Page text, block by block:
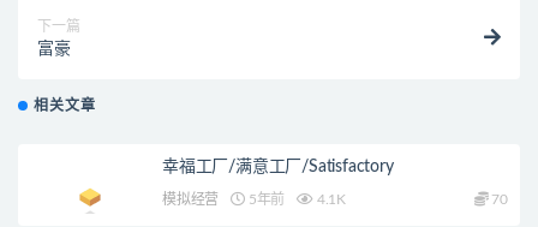
下一篇
富豪
相关文章
幸福工厂/满意工厂/Satisfactory
模拟经营 5年前 4.1K 70